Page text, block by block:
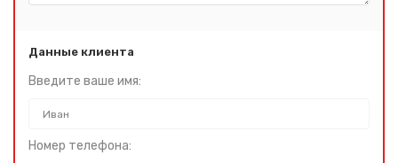
Данные клиента
Введите ваше имя:
Номер телефона: